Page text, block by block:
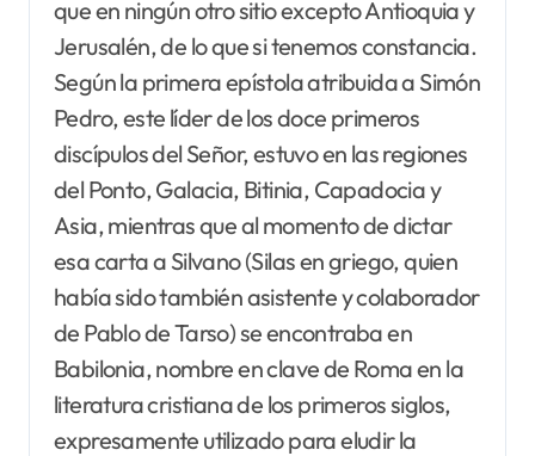
que en ningún otro sitio excepto Antioquia y
Jerusalén, de lo que si tenemos constancia.
Según la primera epístola atribuida a Simón
Pedro, este líder de los doce primeros
discípulos del Señor, estuvo en las regiones
del Ponto, Galacia, Bitinia, Capadocia y
Asia, mientras que al momento de dictar
esa carta a Silvano (Silas en griego, quien
había sido también asistente y colaborador
de Pablo de Tarso) se encontraba en
Babilonia, nombre en clave de Roma en la
literatura cristiana de los primeros siglos,
expresamente utilizado para eludir la